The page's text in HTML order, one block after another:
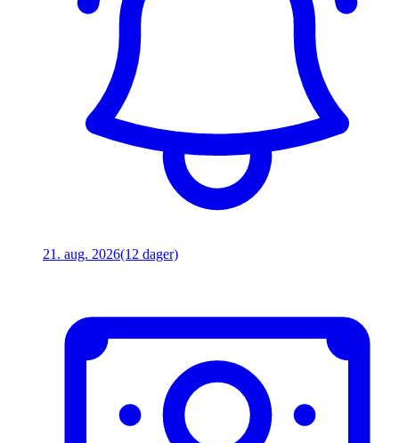
21. aug. 2026(12 dager)